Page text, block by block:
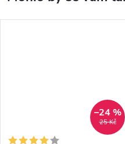
25 Kč
–24 %